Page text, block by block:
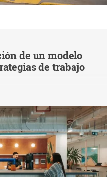
de un modelo
de trabajo